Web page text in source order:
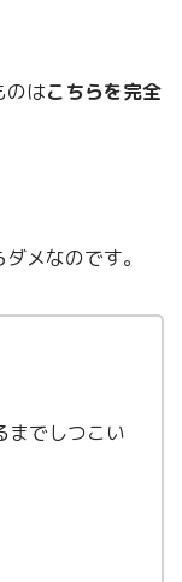
のはこちらを完全
メなのです。
までしつこい